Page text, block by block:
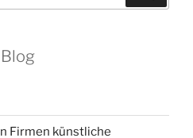
Firmen künstliche